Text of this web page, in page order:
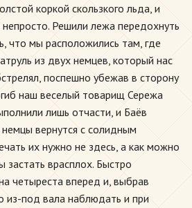
коркой скользкого льда, и
Решили лежа передохнуть
что мы расположились там, где
из двух немцев, который нас
поспешно убежав в сторону
наш веселый товарищ Сережа
лишь отчасти, и Баёв
вернутся с солидным
их нужно не здесь, а как можно
врасплох. Быстро
четыреста вперед и, выбрав
из-под вала наблюдать и при